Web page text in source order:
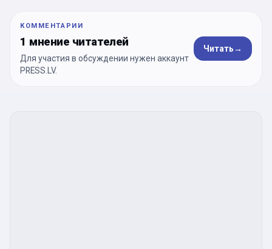
КОММЕНТАРИИ
1 мнение читателей
Для участия в обсуждении нужен аккаунт
PRESS.LV.
Читать→